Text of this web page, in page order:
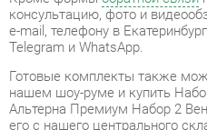
Альтерна Премиум Набор 2
его с нашего центрального
список адресов и магазинов
Материал
Мдф